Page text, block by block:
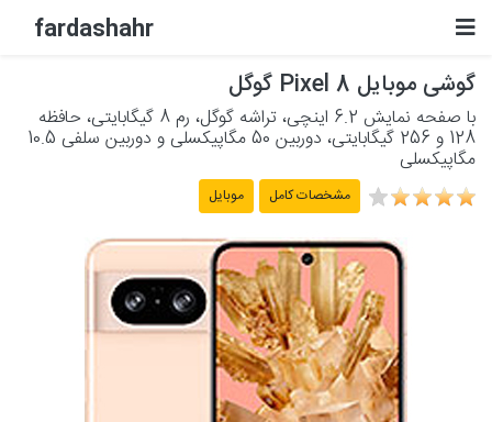
fardashahr
گوشی موبایل Pixel 8 گوگل
با صفحه نمایش 6.2 اینچی، تراشه گوگل، رم 8 گیگابایتی، حافظه
128 و 256 گیگابایتی، دوربین 50 مگاپیکسلی و دوربین سلفی 10.5
مگاپیکسلی
مشخصات کامل موبایل
لوازم الکترونیکی
لوازم خانگی برقی
لوازم شخصی برقی
پشتیبانی
حساب کاربری